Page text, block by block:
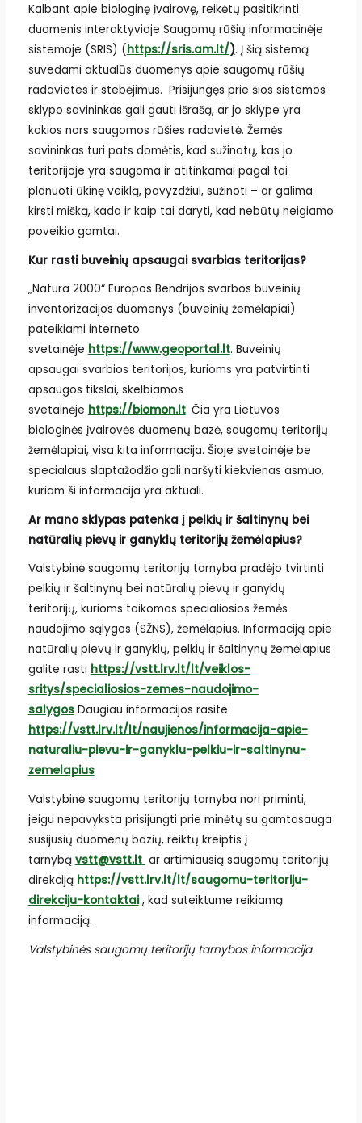
Kalbant apie biologinę įvairovę, reikėtų pasitikrinti
duomenis interaktyvioje Saugomų rūšių informacinėje
sistemoje (SRIS) (https://sris.am.lt/). Į šią sistemą
suvedami aktualūs duomenys apie saugomų rūšių
radavietes ir stebėjimus. Prisijungęs prie šios sistemos
sklypo savininkas gali gauti išrašą, ar jo sklype yra
kokios nors saugomos rūšies radavietė. Žemės
savininkas turi pats domėtis, kad sužinotų, kas jo
teritorijoje yra saugoma ir atitinkamai pagal tai
planuoti ūkinę veiklą, pavyzdžiui, sužinoti – ar galima
kirsti mišką, kada ir kaip tai daryti, kad nebūtų neigiamo
poveikio gamtai.
Kur rasti buveinių apsaugai svarbias teritorijas?
„Natura 2000“ Europos Bendrijos svarbos buveinių
inventorizacijos duomenys (buveinių žemėlapiai)
pateikiami interneto
svetainėje https://www.geoportal.lt. Buveinių
apsaugai svarbios teritorijos, kurioms yra patvirtinti
apsaugos tikslai, skelbiamos
svetainėje https://biomon.lt. Čia yra Lietuvos
biologinės įvairovės duomenų bazė, saugomų teritorijų
žemėlapiai, visa kita informacija. Šioje svetainėje be
specialaus slaptažodžio gali naršyti kiekvienas asmuo,
kuriam ši informacija yra aktuali.
Ar mano sklypas patenka į pelkių ir šaltinynų bei
natūralių pievų ir ganyklų teritorijų žemėlapius?
Valstybinė saugomų teritorijų tarnyba pradėjo tvirtinti
pelkių ir šaltinynų bei natūralių pievų ir ganyklų
teritorijų, kurioms taikomos specialiosios žemės
naudojimo sąlygos (SŽNS), žemėlapius. Informaciją apie
natūralių pievų ir ganyklų, pelkių ir šaltinynų žemėlapius
galite rasti https://vstt.lrv.lt/lt/veiklos-
sritys/specialiosios-zemes-naudojimo-
salygosDaugiau informacijos rasite
https://vstt.lrv.lt/lt/naujienos/informacija-apie-
naturaliu-pievu-ir-ganyklu-pelkiu-ir-saltinynu-
zemelapius
Valstybinė saugomų teritorijų tarnyba nori priminti,
jeigu nepavyksta prisijungti prie minėtų su gamtosauga
susijusių duomenų bazių, reiktų kreiptis į
tarnybą vstt@vstt.lt ar artimiausią saugomų teritorijų
direkciją https://vstt.lrv.lt/lt/saugomu-teritoriju-
direkciju-kontaktai, kad suteiktume reikiamą
informaciją.
Valstybinės saugomų teritorijų tarnybos informacija